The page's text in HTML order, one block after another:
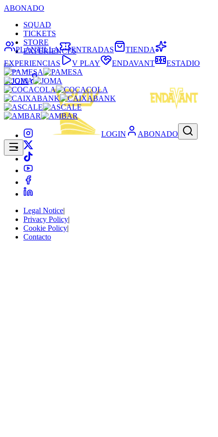
ABONADO
SQUAD
TICKETS
STORE
EXPERIENCES
LOGIN
LOGIN ABONADO
PLANTILLA ENTRADAS
TIENDA
EXPERIENCIAS
V PLAY ENDAVANT ESTADIO
Legal Notice|
Privacy Policy|
Cookie Policy|
Contacto